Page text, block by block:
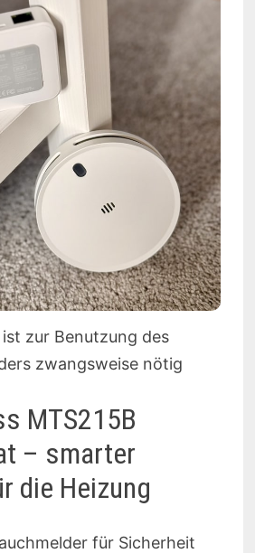
ist zur Benutzung des
zwangsweise nötig
MTS215B
– smarter
die Heizung
für Sicherheit